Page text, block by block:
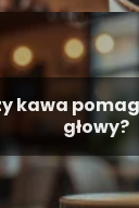
kawa
głowy?